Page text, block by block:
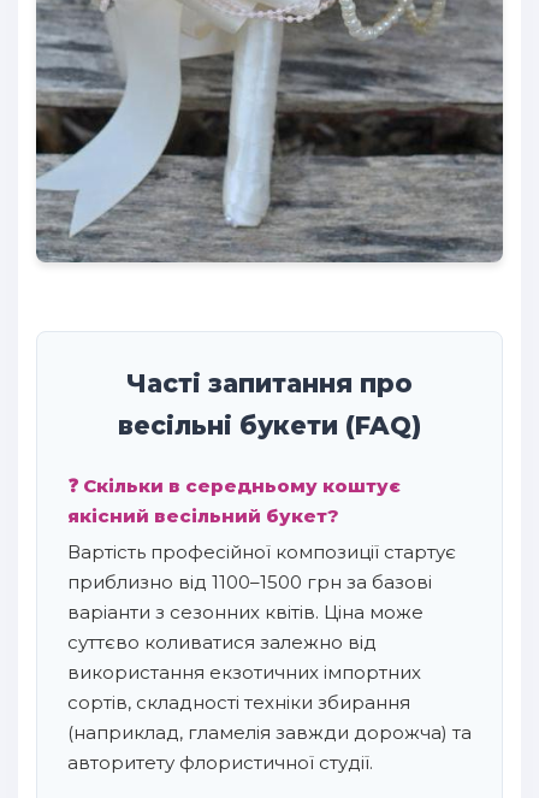
Часті запитання про
весільні букети (FAQ)
❓ Скільки в середньому коштує
якісний весільний букет?
Вартість професійної композиції стартує
приблизно від 1100–1500 грн за базові
варіанти з сезонних квітів. Ціна може
суттєво коливатися залежно від
використання екзотичних імпортних
сортів, складності техніки збирання
(наприклад, гламелія завжди дорожча) та
авторитету флористичної студії.